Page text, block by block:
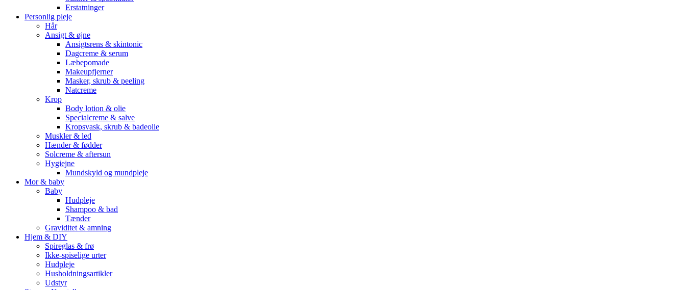
Erstatninger
Personlig pleje
Hår
Ansigt & øjne
Ansigtsrens & skintonic
Dagcreme & serum
Læbepomade
Makeupfjerner
Masker, skrub & peeling
Natcreme
Krop
Body lotion & olie
Specialcreme & salve
Kropsvask, skrub & badeolie
Muskler & led
Hænder & fødder
Solcreme & aftersun
Hygiejne
Mundskyld og mundpleje
Mor & baby
Baby
Hudpleje
Shampoo & bad
Tænder
Graviditet & amning
Hjem & DIY
Spireglas & frø
Ikke-spiselige urter
Hudpleje
Husholdningsartikler
Udstyr